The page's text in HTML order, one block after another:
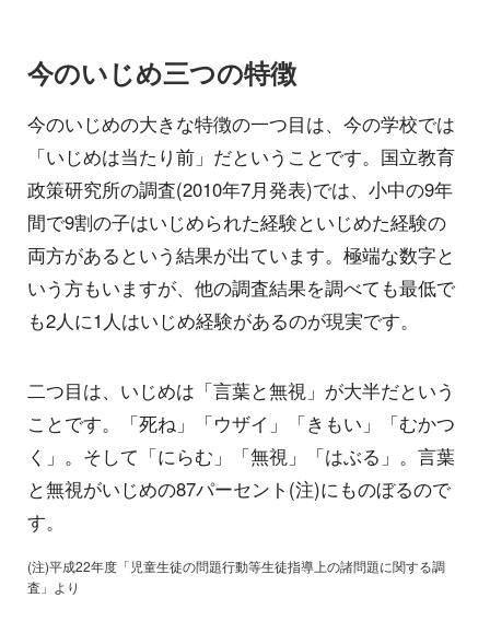
今のいじめ三つの特徴
今のいじめの大きな特徴の一つ目は、今の学校では
「いじめは当たり前」だということです。国立教育
政策研究所の調査(2010年7月発表)では、小中の9年
間で9割の子はいじめられた経験といじめた経験の
両方があるという結果が出ています。極端な数字と
いう方もいますが、他の調査結果を調べても最低で
も2人に1人はいじめ経験があるのが現実です。
二つ目は、いじめは「言葉と無視」が大半だという
ことです。「死ね」「ウザイ」「きもい」「むかつ
く」。そして「にらむ」「無視」「はぶる」。言葉
と無視がいじめの87パーセント(注)にものぼるので
す。
(注)平成22年度「児童生徒の問題行動等生徒指導上の諸問題に関する調
査」より